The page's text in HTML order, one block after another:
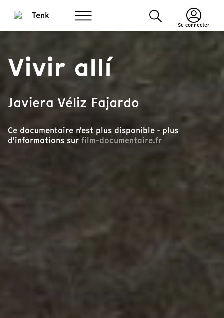
Se connecter
Vivir allí
Javiera Véliz Fajardo
Ce documentaire n'est plus disponible - plus
d'informations sur film-documentaire.fr